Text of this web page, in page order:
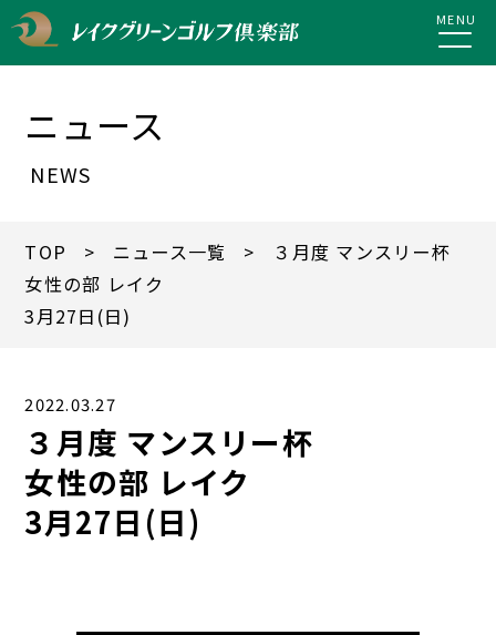
MENU
ニュース
NEWS
TOP > ニュース一覧
> ３月度 マンスリー杯
女性の部 レイク
3月27日(日)
2022.03.27
３月度 マンスリー杯
女性の部 レイク
3月27日(日)